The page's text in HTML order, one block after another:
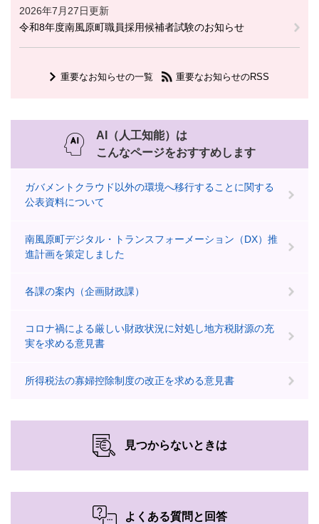
2026年7月27日更新
令和8年度南風原町職員採用候補者試験のお知らせ
重要なお知らせの一覧 重要なお知らせのRSS
AI（人工知能）は
こんなページをおすすめします
ガバメントクラウド以外の環境へ移行することに関する
公表資料について
南風原町デジタル・トランスフォーメーション（DX）推
進計画を策定しました
各課の案内（企画財政課）
コロナ禍による厳しい財政状況に対処し地方税財源の充
実を求める意見書
所得税法の寡婦控除制度の改正を求める意見書
見つからないときは
よくある質問と回答